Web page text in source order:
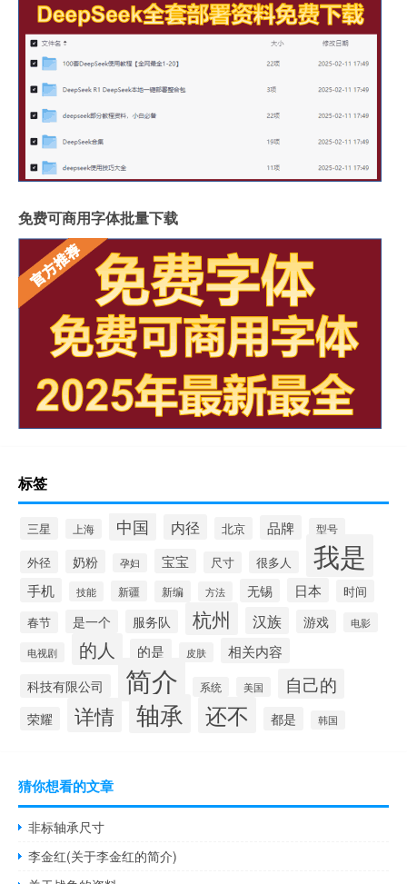
免费可商用字体批量下载
标签
三星 上海 中国 内径 北京 品牌 型号
外径 奶粉 孕妇 宝宝 尺寸 很多人 我是
手机 技能 新疆 新编 方法 无锡 日本 时间
春节 是一个 服务队 杭州 汉族 游戏 电影
电视剧 的人 的是 皮肤 相关内容
科技有限公司 简介 系统 美国 自己的
荣耀 详情 轴承 还不 都是 韩国
猜你想看的文章
非标轴承尺寸
李金红(关于李金红的简介)